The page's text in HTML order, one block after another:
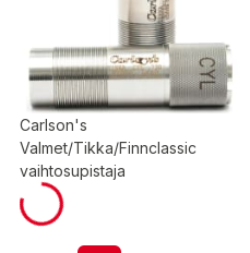
Carlson's
Valmet/Tikka/Finnclassic
vaihtosupistaja